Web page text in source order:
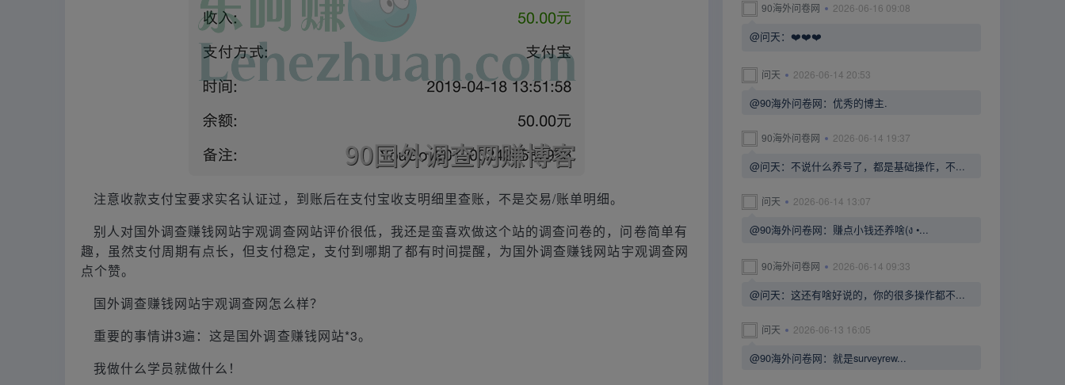
注意收款支付宝要求实名认证过，到账后在支付宝收支明细里查账，不是交易/账单明细。
别人对国外调查赚钱网站宇观调查网站评价很低，我还是蛮喜欢做这个站的调查问卷的，问卷简单有
趣，虽然支付周期有点长，但支付稳定，支付到哪期了都有时间提醒，为国外调查赚钱网站宇观调查网
点个赞。
国外调查赚钱网站宇观调查网怎么样？
重要的事情讲3遍：这是国外调查赚钱网站*3。
我做什么学员就做什么！
90海外问卷网 2026-06-16 09:08
@问天：❤️❤️❤️
问天 2026-06-14 20:53
@90海外问卷网：优秀的博主.
90海外问卷网 2026-06-14 19:37
@问天：不说什么养号了，都是基础操作，不...
问天 2026-06-14 13:07
@90海外问卷网：赚点小钱还养啥(ง •...
90海外问卷网 2026-06-14 09:33
@问天：这还有啥好说的，你的很多操作都不...
问天 2026-06-13 16:05
@90海外问卷网：就是surveyrew...